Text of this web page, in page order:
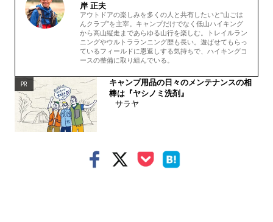
岸 正夫
アウトドアの楽しみを多くの人と共有したいと“山ごは
んクラブ”を主宰。キャンプだけでなく低山ハイキング
から高山縦走まであらゆる山行を楽しむ。トレイルラン
ニングやウルトラランニング歴も長い。遊ばせてもらっ
ているフィールドに恩返しする気持ちで、ハイキングコ
ースの整備に取り組んでいる。
PR
キャンプ用品の日々のメンテナンスの相
棒は『ヤシノミ洗剤』
サラヤ